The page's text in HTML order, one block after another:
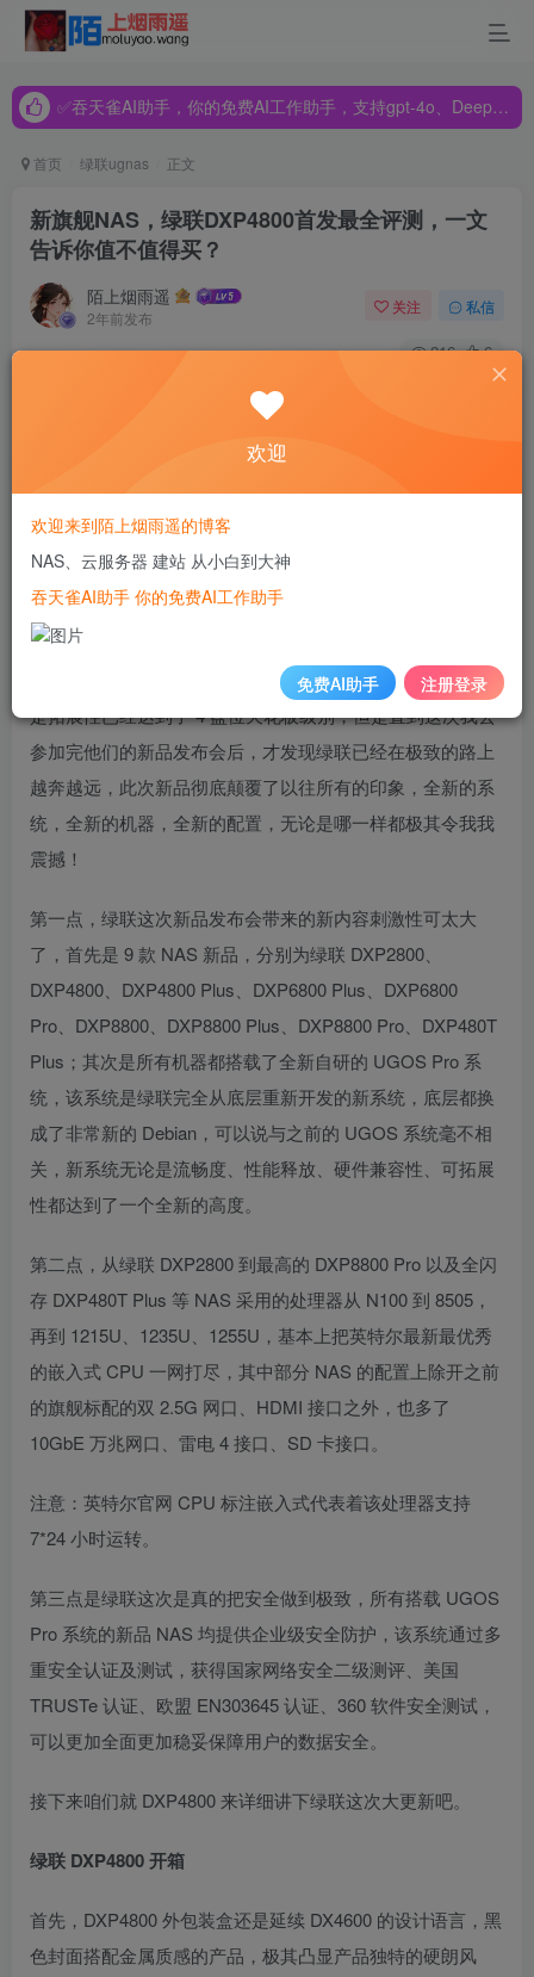
✅吞天雀AI助手，你的免费AI工作助手，支持gpt-4o、DeepSeek、Claude🔥🔥🔥🔥
✅吞天雀AI助手，你的免费AI工作助手，支持gpt-4o、DeepSeek、Claude🔥🔥🔥🔥
首页 绿联ugnas 正文
新旗舰NAS，绿联DXP4800首发最全评测，一文
告诉你值不值得买？
陌上烟雨遥
2年前发布
关注 私信
216 6
很高兴再次见到大家。
这次给大家带来的是绿联新品 DXP4800 的评测，在此之
前，我已经评测过了绿联 DX4600 与 DX4600 Pro，在新品
DXP4800 未发布之前，我认为这两款 4 盘位 NAS 可谓是登
峰造极的旗舰产品，无论是产品的质量做工、处理器性能还
是拓展性已经达到了 4 盘位天花板级别，但是直到这次我去
参加完他们的新品发布会后，才发现绿联已经在极致的路上
越奔越远，此次新品彻底颠覆了以往所有的印象，全新的系
统，全新的机器，全新的配置，无论是哪一样都极其令我我
震撼！
第一点，绿联这次新品发布会带来的新内容刺激性可太大
了，首先是 9 款 NAS 新品，分别为绿联 DXP2800、
DXP4800、DXP4800 Plus、DXP6800 Plus、DXP6800
Pro、DXP8800、DXP8800 Plus、DXP8800 Pro、DXP480T
Plus；其次是所有机器都搭载了全新自研的 UGOS Pro 系
统，该系统是绿联完全从底层重新开发的新系统，底层都换
成了非常新的 Debian，可以说与之前的 UGOS 系统毫不相
关，新系统无论是流畅度、性能释放、硬件兼容性、可拓展
性都达到了一个全新的高度。
第二点，从绿联 DXP2800 到最高的 DXP8800 Pro 以及全闪
存 DXP480T Plus 等 NAS 采用的处理器从 N100 到 8505，
再到 1215U、1235U、1255U，基本上把英特尔最新最优秀
的嵌入式 CPU 一网打尽，其中部分 NAS 的配置上除开之前
的旗舰标配的双 2.5G 网口、HDMI 接口之外，也多了
10GbE 万兆网口、雷电 4 接口、SD 卡接口。
注意：英特尔官网 CPU 标注嵌入式代表着该处理器支持
7*24 小时运转。
第三点是绿联这次是真的把安全做到极致，所有搭载 UGOS
Pro 系统的新品 NAS 均提供企业级安全防护，该系统通过多
重安全认证及测试，获得国家网络安全二级测评、美国
TRUSTe 认证、欧盟 EN303645 认证、360 软件安全测试，
可以更加全面更加稳妥保障用户的数据安全。
接下来咱们就 DXP4800 来详细讲下绿联这次大更新吧。
绿联 DXP4800 开箱
首先，DXP4800 外包装盒还是延续 DX4600 的设计语言，黑
色封面搭配金属质感的产品，极其凸显产品独特的硬朗风
欢迎
欢迎来到陌上烟雨遥的博客
NAS、云服务器 建站 从小白到大神
吞天雀AI助手 你的免费AI工作助手
免费AI助手 注册登录